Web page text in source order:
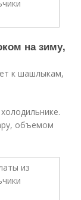
на зиму,
к шашлыкам,
объемом